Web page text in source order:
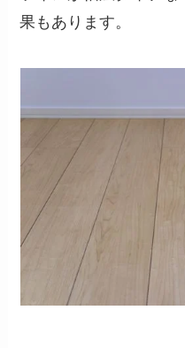
果もあります。